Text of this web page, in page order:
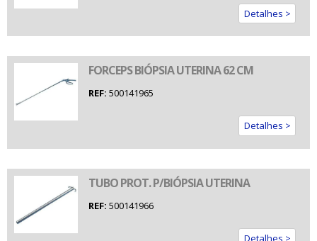
Detalhes >
FORCEPS BIÓPSIA UTERINA 62 CM
REF: 500141965
Detalhes >
TUBO PROT. P/BIÓPSIA UTERINA
REF: 500141966
Detalhes >